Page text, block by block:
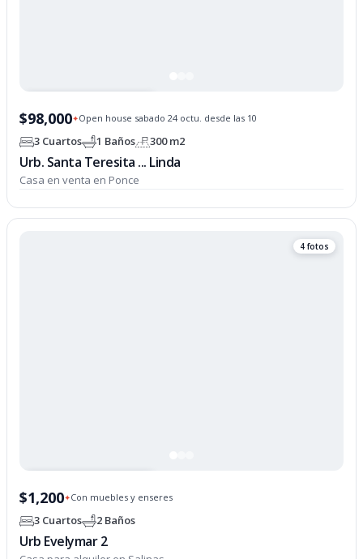
$98,000✦Open house sabado 24 octu. desde las 10
3 Cuartos 1 Baños 300 m2
Urb. Santa Teresita ... Linda
Casa en venta en Ponce
4 fotos
$1,200✦Con muebles y enseres
3 Cuartos 2 Baños
Urb Evelymar 2